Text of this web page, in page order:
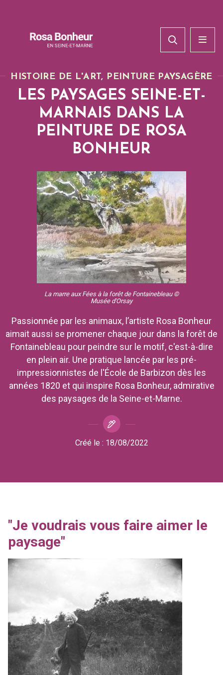
HISTOIRE DE L'ART, PEINTURE PAYSAGÈRE
LES PAYSAGES SEINE-ET-
MARNAIS DANS LA
PEINTURE DE ROSA
BONHEUR
La marre aux Fées à la forêt de Fontainebleau ©
Musée d'Orsay
Passionnée par les animaux, l’artiste Rosa Bonheur
aimait aussi se promener chaque jour dans la forêt de
Fontainebleau pour peindre sur le motif, c'est-à-dire
en plein air. Une pratique lancée par les pré-
impressionnistes de l'École de Barbizon dès les
années 1820 et qui inspire Rosa Bonheur, admirative
des paysages de la Seine-et-Marne.
Créé le : 18/08/2022
"Je voudrais vous faire aimer le
paysage"